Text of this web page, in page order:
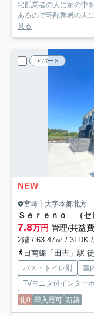
宅配業者の人に家の中
あるので宅配業者の人
見る
アパート
NEW
宮崎市大字本郷北方
Ｓｅｒｅｎｏ （セ
7.8万円 管理/共益
2階 / 63.47㎡ / 3LDK
日南線「田吉」駅
バス・トイレ別 室
TVモニタ付インター
礼0 即入居可 新築